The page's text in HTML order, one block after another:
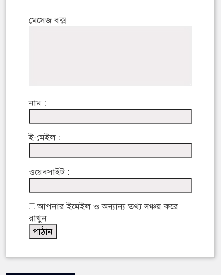
মেসেজ বক্স
নাম :
ই-মেইল :
ওয়েবসাইট :
আপনার ইমেইল ও অন্যান্য তথ্য সঞ্চয় করে
রাখুন